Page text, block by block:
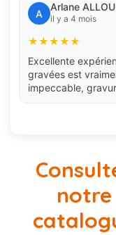
A
Arlane ALLOU
il y a 4 mois
★★★★★
Excellente
gravées est
impeccable,
notre